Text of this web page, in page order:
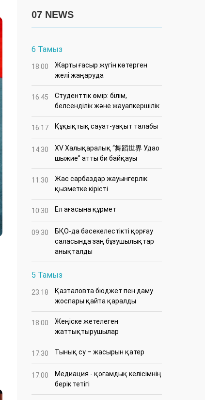
07 NEWS
6 Тамыз
18:00
Жарты ғасыр жүгін көтерген
желі жаңаруда
16:45
Студенттік өмір: білім,
белсенділік және жауапкершілік
16:17 Құқықтық сауат-уақыт талабы
14:30
XV Халықаралық “舞蹈世界 Удао
шыжие” атты би байқауы
11:30
Жас сарбаздар жауынгерлік
қызметке кірісті
10:30 Ел ағасына құрмет
09:30
БҚО-да бәсекелестікті қорғау
саласында заң бұзушылықтар
анықталды
5 Тамыз
23:18
Қазталовта бюджет пен даму
жоспары қайта қаралды
18:00
Жеңіске жетелеген
жаттықтырушылар
17:30 Тынық су – жасырын қатер
17:00
Медиация - қоғамдық келісімнің
берік тетігі